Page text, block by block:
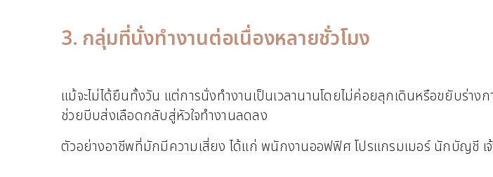
3. กลุ่มที่นั่งทำงานต่อเนื่องหลายชั่วโมง
แม้จะไม่ได้ยืนทั้งวัน แต่การนั่งทำงานเป็นเวลานานโดยไม่ค่อยลุกเดินหรือขยับร่า
ช่วยบีบส่งเลือดกลับสู่หัวใจทำงานลดลง
ตัวอย่างอาชีพที่มักมีความเสี่ยง ได้แก่ พนักงานออฟฟิศ โปรแกรมเมอร์ นักบัญชี เ